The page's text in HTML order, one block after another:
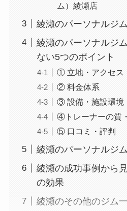
ム）綾瀬店
綾瀬のパーソナルジ
綾瀬のパーソナルジ
ない5つのポイント
① 立地・アクセス
② 料金体系
③ 設備・施設環境
④トレーナーの質
⑤ 口コミ・評判
綾瀬のパーソナルジ
綾瀬の成功事例から
の効果
綾瀬のその他のジム